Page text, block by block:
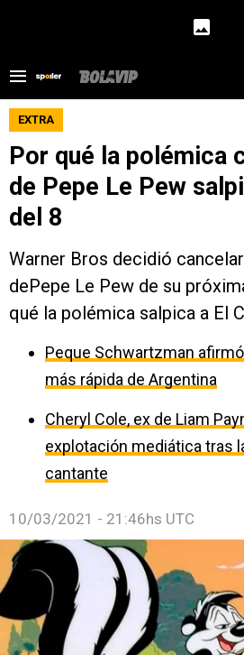
EXTRA
Por qué la polémica
de Pepe Le Pew
del 8
Warner Bros decidió
dePepe Le Pew de su
qué la polémica salpica a El
Peque Schwartzman
más rápida de Argentina
Cheryl Cole, ex de Liam
explotación mediática tras
cantante
10/03/2021 - 21:46hs UTC